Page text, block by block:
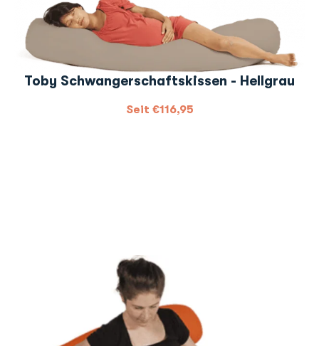
Toby Schwangerschaftskissen - Hellgrau
Seit €116,95